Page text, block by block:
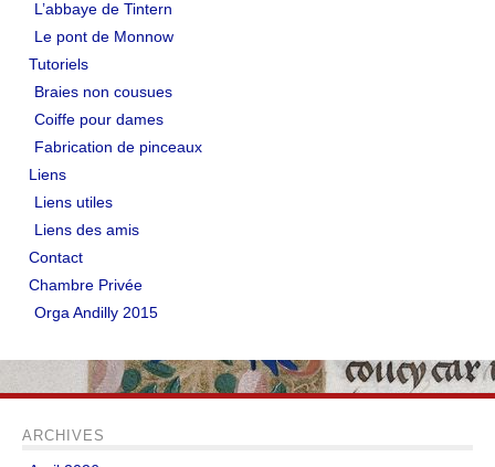
LIENS
Liens utiles
Liens des amis
CONTACT
CHAMBRE PRIVÉE
Orga Andilly 2015
L’abbaye de Tintern
Le pont de Monnow
Tutoriels
Braies non cousues
Coiffe pour dames
Fabrication de pinceaux
Liens
Liens utiles
Liens des amis
Contact
Chambre Privée
Orga Andilly 2015
ARCHIVES